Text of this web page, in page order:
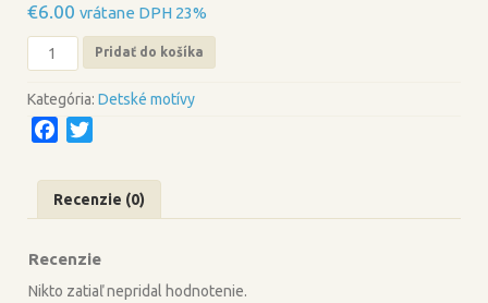
€6.00 vrátane DPH 23%
množstvo
Zápich
húsenička
Pridať do košíka
Kategória: Detské motívy
c
e
o
o
i
t
e
r
Recenzie (0)
Recenzie
Nikto zatiaľ nepridal hodnotenie.